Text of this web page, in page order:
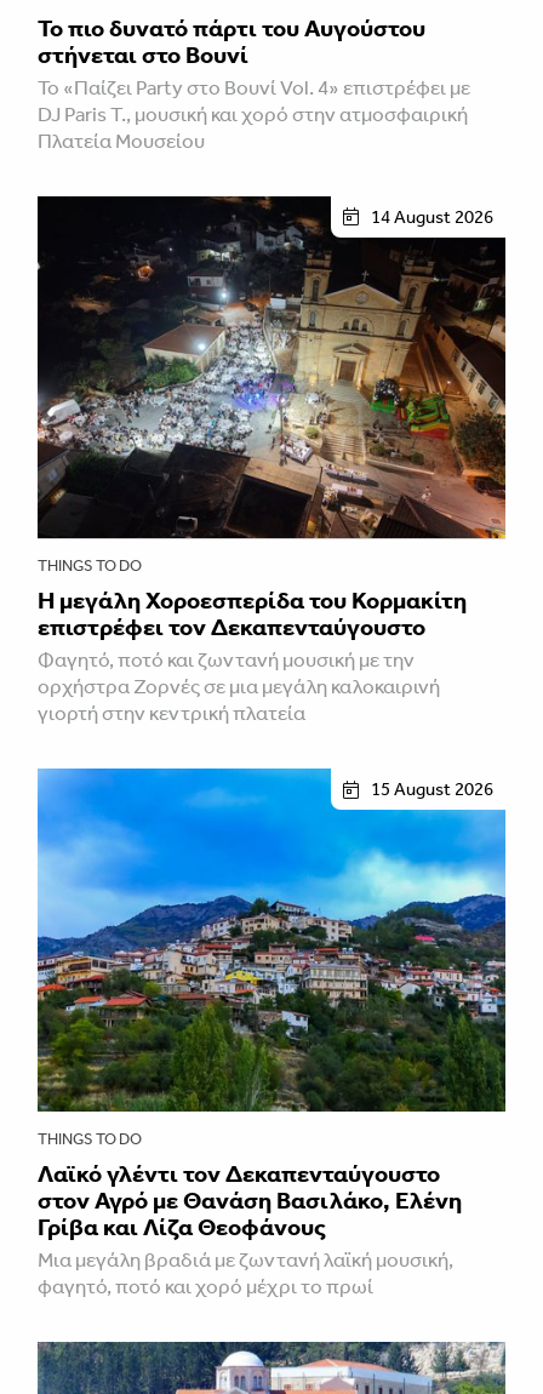
Το πιο δυνατό πάρτι του Αυγούστου
στήνεται στο Βουνί
Το «Παίζει Party στο Βουνί Vol. 4» επιστρέφει με
DJ Paris T., μουσική και χορό στην ατμοσφαιρική
Πλατεία Μουσείου
14 August 2026
THINGS TO DO
Η μεγάλη Χοροεσπερίδα του Κορμακίτη
επιστρέφει τον Δεκαπενταύγουστο
Φαγητό, ποτό και ζωντανή μουσική με την
ορχήστρα Ζορνές σε μια μεγάλη καλοκαιρινή
γιορτή στην κεντρική πλατεία
15 August 2026
THINGS TO DO
Λαϊκό γλέντι τον Δεκαπενταύγουστο
στον Αγρό με Θανάση Βασιλάκο, Ελένη
Γρίβα και Λίζα Θεοφάνους
Μια μεγάλη βραδιά με ζωντανή λαϊκή μουσική,
φαγητό, ποτό και χορό μέχρι το πρωί